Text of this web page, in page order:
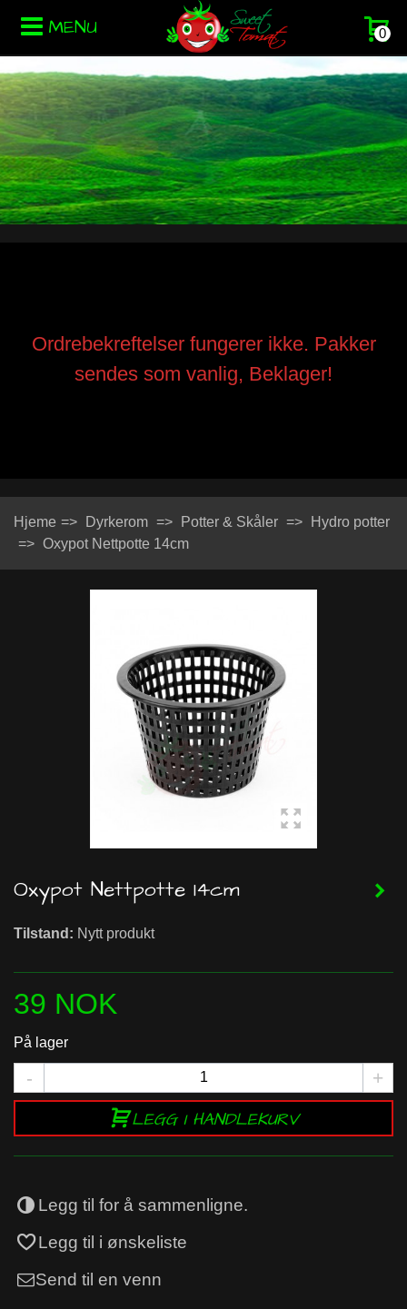
MENU 0
Ordrebekreftelser fungerer ikke. Pakker
sendes som vanlig, Beklager!
Hjeme => Dyrkerom => Potter & Skåler =>
Hydro potter
=> Oxypot Nettpotte 14cm
Oxypot Nettpotte 14cm
Tilstand: Nytt produkt
39 NOK
På lager
- +
LEGG I HANDLEKURV
Legg til for å sammenligne.
Legg til i ønskeliste
Send til en venn